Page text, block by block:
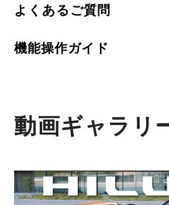
よくあるご質問
機能操作ガイド
動画ギャラリ